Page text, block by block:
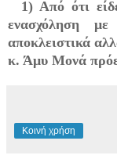
1) Από ότι
ενασχόληση
αποκλειστικά
κ. Άμυ Μονά
Κοινή χρήση